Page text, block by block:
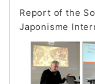
Report of the
Japonisme